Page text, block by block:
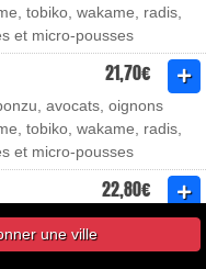
tobiko, wakame, radis,
et micro-pousses
21,70€
avocats, oignons
tobiko, wakame, radis,
et micro-pousses
22,80€
avocats, pousses
oignons verts,
une ville